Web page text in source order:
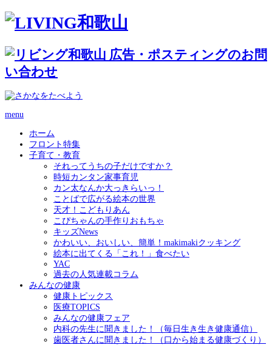
menu
ホーム
フロント特集
子育て・教育
それってうちの子だけですか？
時短カンタン家事育児
カン太なんか大っきらいっ！
ことばで広がる絵本の世界
天才！こどもりあん
こぴちゃんの手作りおもちゃ
キッズNews
かわいい、おいしい、簡単！makimakiクッキング
絵本に出てくる「これ！」食べたい
YAC
過去の人気連載コラム
みんなの健康
健康トピックス
医療TOPICS
みんなの健康フェア
内科の先生に聞きました！（毎日生き生き健康通信）
歯医者さんに聞きました！（口から始まる健康づくり）